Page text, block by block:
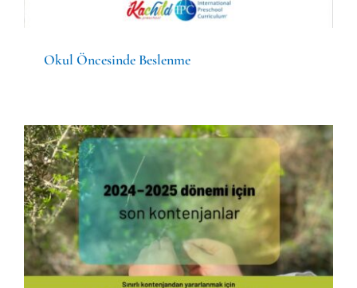
Okul Öncesinde Beslenme
Kayıtlarımız Devam Ediyor :)
Genel